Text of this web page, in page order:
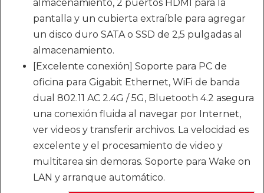
almacenamiento, 2 puertos HDMI para la
pantalla y un cubierta extraíble para agregar
un disco duro SATA o SSD de 2,5 pulgadas al
almacenamiento.
[Excelente conexión] Soporte para PC de
oficina para Gigabit Ethernet, WiFi de banda
dual 802.11 AC 2.4G / 5G, Bluetooth 4.2 asegura
una conexión fluida al navegar por Internet,
ver videos y transferir archivos. La velocidad es
excelente y el procesamiento de video y
multitarea sin demoras. Soporte para Wake on
LAN y arranque automático.